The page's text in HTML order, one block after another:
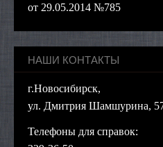
от 29.05.2014 №785
НАШИ КОНТАКТЫ
г.Новосибирск,
ул. Дмитрия Шамшурина,
Телефоны для справок: